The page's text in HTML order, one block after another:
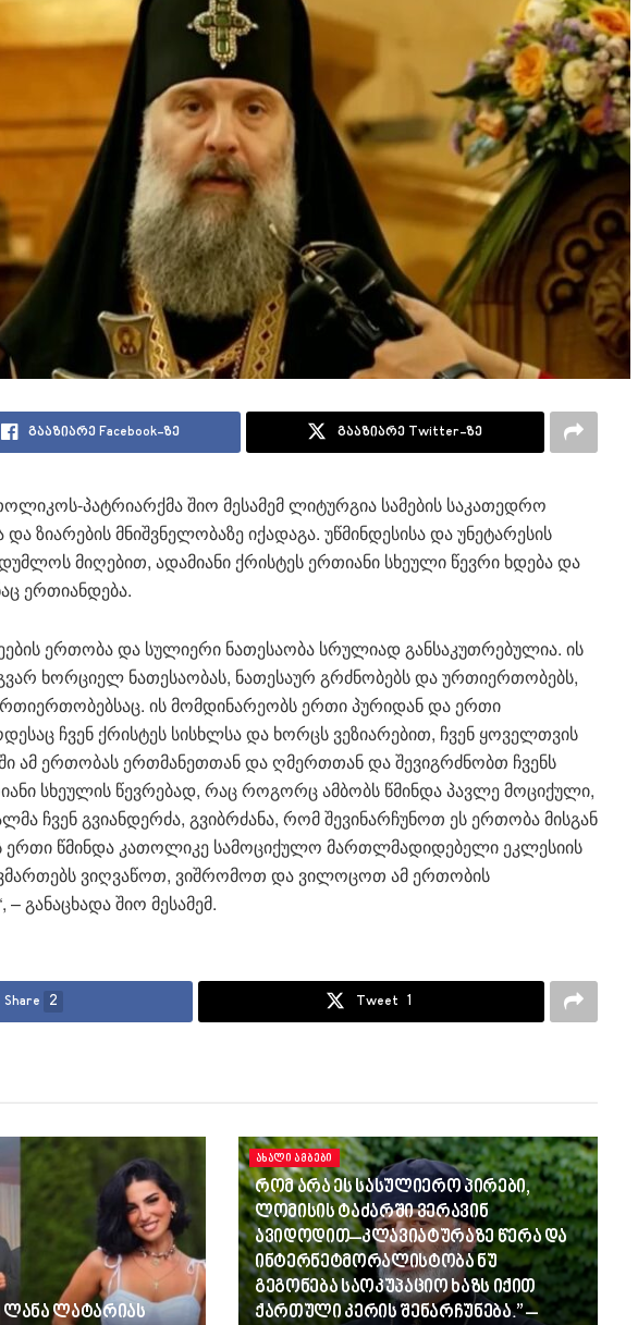
გააზიარე Facebook-ზე გააზიარე Twitter-ზე
პატრიარქმა შიო მესამემ ლიტურგია სამების საკათედრო
ზიარების მნიშვნელობაზე იქადაგა. უწმინდესისა და უნეტარესის
მიღებით, ადამიანი ქრისტეს ერთიანი სხეული წევრი ხდება და
ერთიანდება.
ერთობა და სულიერი ნათესაობა სრულიად განსაკუთრებულია. ის
ხორციელ ნათესაობას, ნათესაურ გრძნობებს და ურთიერთობებს,
ის მომდინარეობს ერთი პურიდან და ერთი
ჩვენ ქრისტეს სისხლსა და ხორცს ვეზიარებით, ჩვენ ყოველთვის
ამ ერთობას ერთმანეთთან და ღმერთთან და შევიგრძნობთ ჩვენს
სხეულის წევრებად, რაც როგორც ამბობს წმინდა პავლე მოციქული,
ჩვენ გვიანდერძა, გვიბრძანა, რომ შევინარჩუნოთ ეს ერთობა მისგან
ერთი წმინდა კათოლიკე სამოციქულო მართლმადიდებელი ეკლესიის
ვიღვაწოთ, ვიშრომოთ და ვილოცოთ ამ ერთობის
– განაცხადა შიო მესამემ.
Share 2 Tweet 1
ლანა ლატარიას
ᲐᲮᲐᲚᲘ ᲐᲛᲑᲔᲑᲘ
რომ არა ეს სასულიერო პირები,
ლომისის ტაძარში ვერავინ
ავიდოდით–კლავიატურაზე წერა და
ინტერნეტმორალისტობა ნუ
გეგონება საოკუპაციო ხაზს იქით
ქართული კერის შენარჩუნება.” –